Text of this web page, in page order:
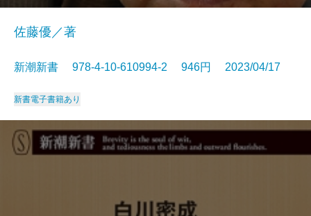
佐藤優／著
新潮新書 978-4-10-610994-2 946円 2023/04/17
新書電子書籍あり